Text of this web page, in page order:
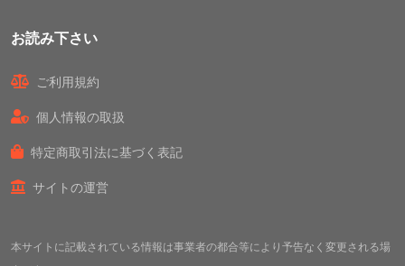
お読み下さい
ご利用規約
個人情報の取扱
特定商取引法に基づく表記
サイトの運営
本サイトに記載されている情報は事業者の都合等により予告なく変更される場